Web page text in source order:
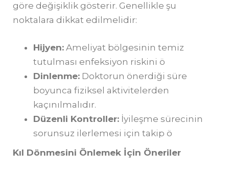
göre değişiklik gösterir. Genellikle şu
noktalara dikkat edilmelidir:
Hijyen: Ameliyat bölgesinin temiz
tutulması enfeksiyon riskini ö
Dinlenme: Doktorun önerdiği süre
boyunca fiziksel aktivitelerden
kaçınılmalıdır.
Düzenli Kontroller: İyileşme sürecinin
sorunsuz ilerlemesi için takip ö
Kıl Dönmesini Önlemek İçin Öneriler